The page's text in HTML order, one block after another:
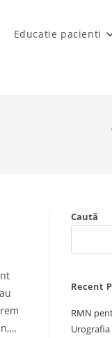
Educatie pacienti
Caută
Recent
RMN
Urografia